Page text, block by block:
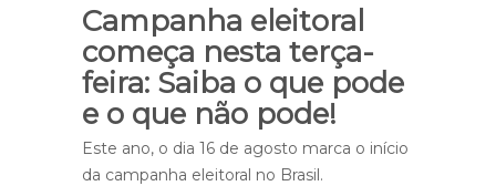
Campanha eleitoral
começa nesta terça-
feira: Saiba o que pode
e o que não pode!
Este ano, o dia 16 de agosto marca o início
da campanha eleitoral no Brasil.